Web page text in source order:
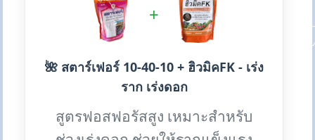
+
🌺 สตาร์เฟอร์ 10-40-10 + ฮิวมิคFK - เร่ง
ราก เร่งดอก
สูตรฟอสฟอรัสสูง เหมาะสำหรับ